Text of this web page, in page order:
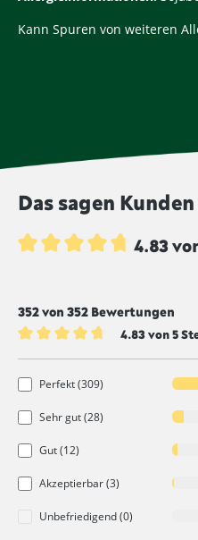
Kann Spuren von weiteren
Das sagen
4.83
352 von 352 Bewertungen
4.83 von 5
Perfekt (309)
Sehr gut (28)
Gut (12)
Akzeptierbar (3)
Unbefriedigend (0)